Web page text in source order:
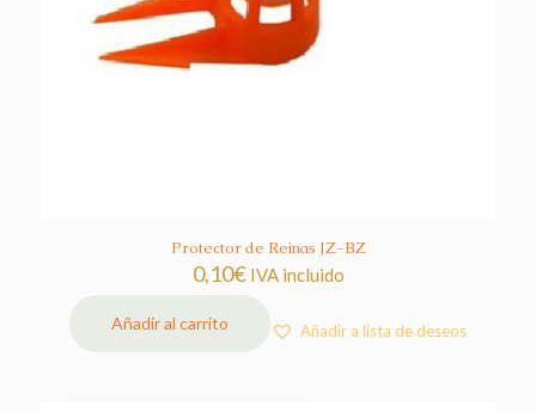
Protector de Reinas JZ-BZ
0,10€ IVA incluido
Añadir al carrito Añadir a lista de deseos